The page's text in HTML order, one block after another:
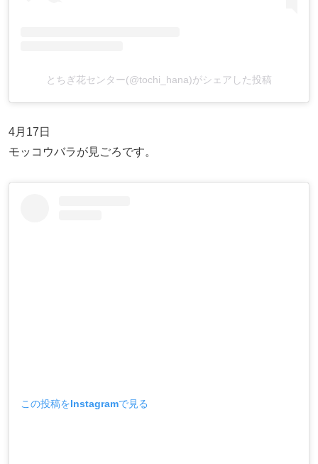
とちぎ花センター(@tochi_hana)がシェアした投稿
4月17日
モッコウバラが見ごろです。
この投稿をInstagramで見る